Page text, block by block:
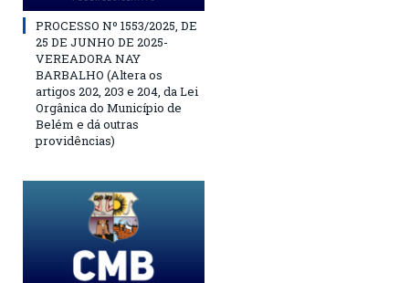
PROCESSO Nº 1553/2025, DE
25 DE JUNHO DE 2025-
VEREADORA NAY
BARBALHO (Altera os
artigos 202, 203 e 204, da Lei
Orgânica do Município de
Belém e dá outras
providências)